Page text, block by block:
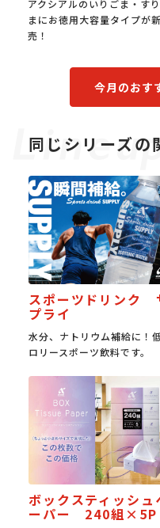
りごま・すりご
量タイプが新発
ふわもち食感
乳入りホイッ
今月のおす
同じシリーズの
スポーツドリンク
プライ
水分、ナトリウム補給に！
ロリースポーツ飲料です。
ボックスティッシュ
ーパー 240組×5P